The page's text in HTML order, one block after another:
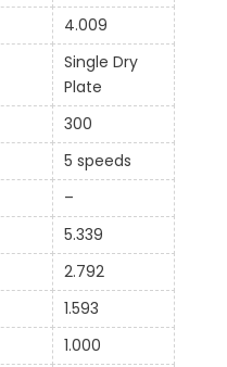
4.009
Single Dry
Plate
300
5 speeds
–
5.339
2.792
1.593
1.000